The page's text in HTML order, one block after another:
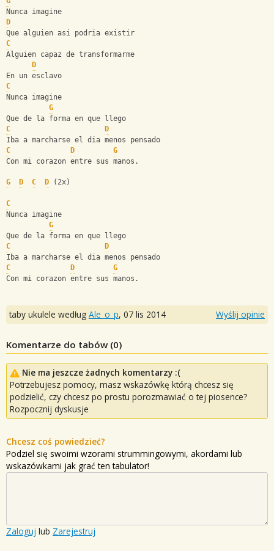
Nunca imagine
D
Que alguien asi podria existir
C
Alguien capaz de transformarme
D
En un esclavo
C
Nunca imagine
G
Que de la forma en que llego
C
D
Iba a marcharse el dia menos pensado
C
D
G
Con mi corazon entre sus manos.
G D C D (2x)
C
Nunca imagine
G
Que de la forma en que llego
C
D
Iba a marcharse el dia menos pensado
C
D
G
Con mi corazon entre sus manos.
taby ukulele według Ale_o_p, 07 lis 2014 Wyślij opinie
Komentarze do tabów (0)
Nie ma jeszcze żadnych komentarzy :(
Potrzebujesz pomocy, masz wskazówkę którą chcesz się
podzielić, czy chcesz po prostu porozmawiać o tej piosence?
Rozpocznij dyskusje
Chcesz coś powiedzieć?
Podziel się swoimi wzorami strummingowymi, akordami lub
wskazówkami jak grać ten tabulator!
Zaloguj lub Zarejestruj